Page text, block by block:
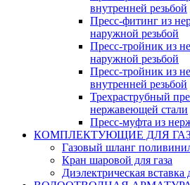
внутренней резьбой
Пресс-фитинг из
наружной резьбой
Пресс-тройник из
наружной резьбой
Пресс-тройник из
внутренней резьбой
Трехраструбный
нержавеющей стали
Пресс-муфта из
КОМПЛЕКТУЮЩИЕ ДЛЯ
Газовый шланг
Кран шаровой для газа
Диэлектрическая вставка